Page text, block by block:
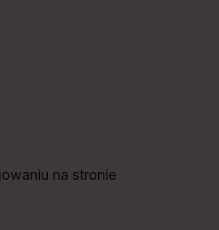
na stronie